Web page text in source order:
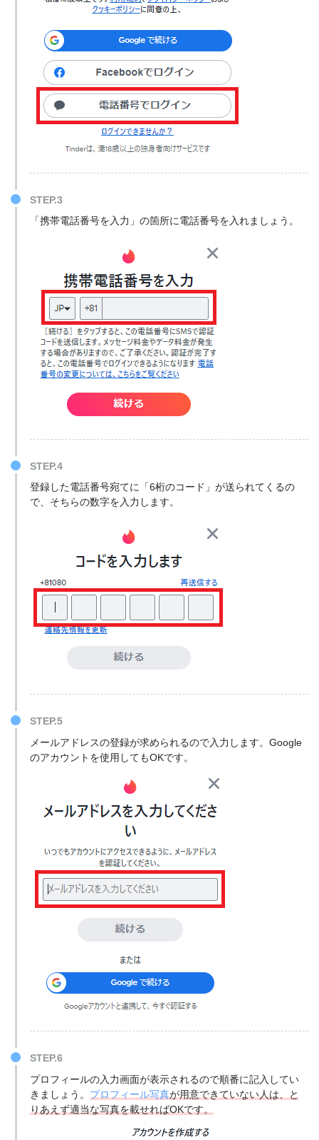
STEP.3
「携帯電話番号を入力」の箇所に電話番号を入れましょう。
STEP.4
登録した電話番号宛てに「6桁のコード」が送られてくるの
で、そちらの数字を入力します。
STEP.5
メールアドレスの登録が求められるので入力します。Google
のアカウントを使用してもOKです。
STEP.6
プロフィールの入力画面が表示されるので順番に記入してい
きましょう。 プロフィール写真が用意できていない人は、と
りあえず適当な写真を載せればOKです。